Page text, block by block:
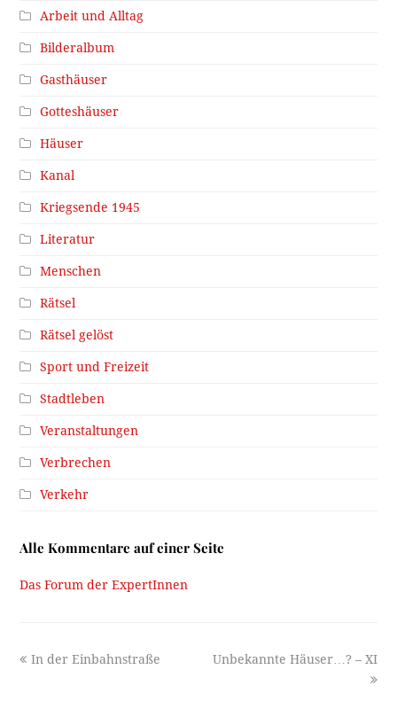
Arbeit und Alltag
Bilderalbum
Gasthäuser
Gotteshäuser
Häuser
Kanal
Kriegsende 1945
Literatur
Menschen
Rätsel
Rätsel gelöst
Sport und Freizeit
Stadtleben
Veranstaltungen
Verbrechen
Verkehr
Alle Kommentare auf einer Seite
Das Forum der ExpertInnen
previous
In der Einbahnstraße
next
Unbekannte Häuser…? – XI